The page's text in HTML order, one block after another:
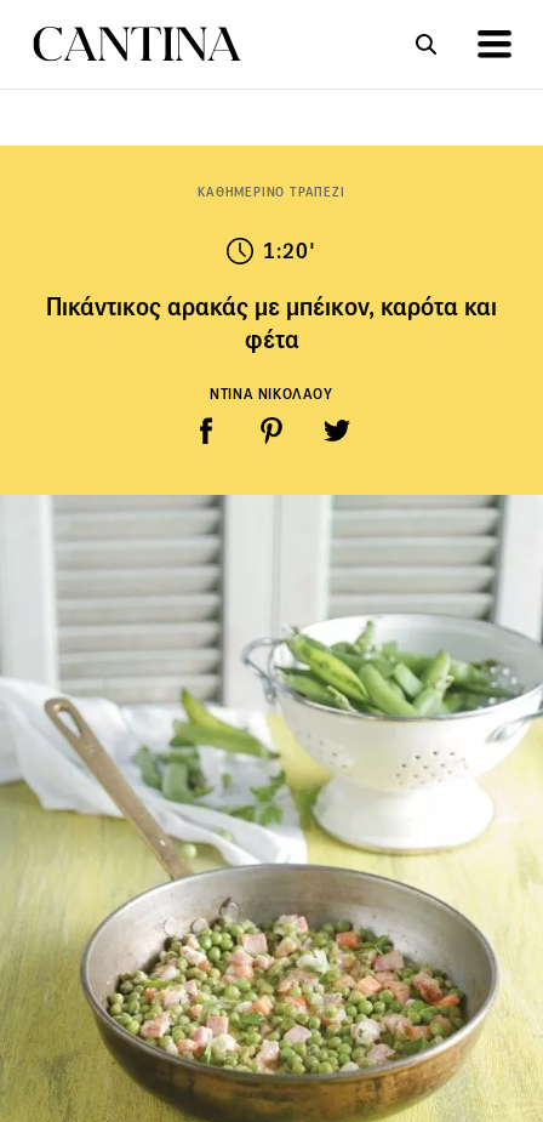
ΚΑΘΗΜΕΡΙΝΟ ΤΡΑΠΕΖΙ
1:20'
Πικάντικος αρακάς με μπέικον, καρότα και
φέτα
ΝΤΙΝΑ ΝΙΚΟΛΑΟΥ